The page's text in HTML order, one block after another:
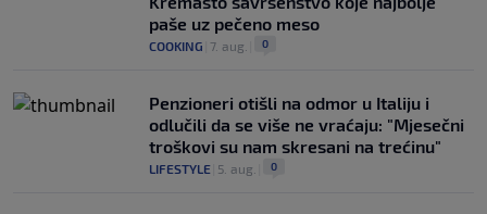
paše uz pečeno meso
COOKING 7. aug. 0
Penzioneri otišli na odmor u Italiju i
odlučili da se više ne vraćaju: "Mjesečni
troškovi su nam skresani na trećinu"
LIFESTYLE 5. aug. 0